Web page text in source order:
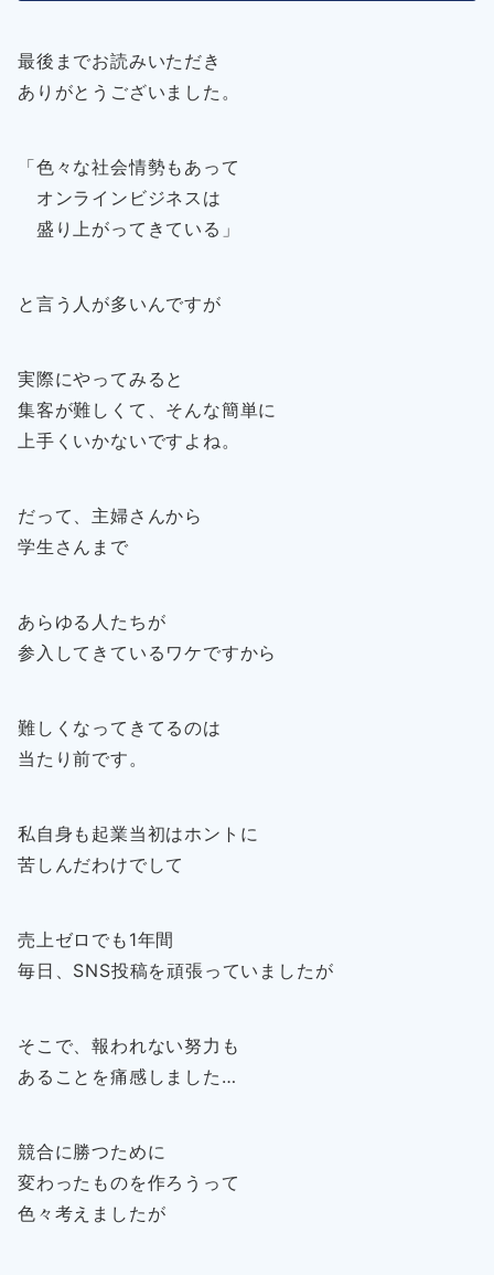
最後までお読みいただき
ありがとうございました。
「色々な社会情勢もあって
オンラインビジネスは
盛り上がってきている」
と言う人が多いんですが
実際にやってみると
集客が難しくて、そんな簡単に
上手くいかないですよね。
だって、主婦さんから
学生さんまで
あらゆる人たちが
参入してきているワケですから
難しくなってきてるのは
当たり前です。
私自身も起業当初はホントに
苦しんだわけでして
売上ゼロでも1年間
毎日、SNS投稿を頑張っていましたが
そこで、報われない努力も
あることを痛感しました…
競合に勝つために
変わったものを作ろうって
色々考えましたが